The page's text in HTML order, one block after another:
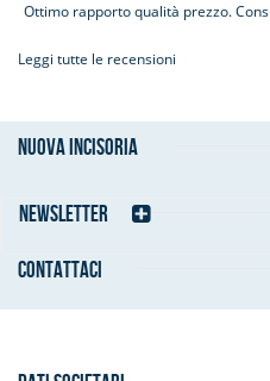
Ottimo rapporto qualità prezzo.
Leggi tutte le recensioni
NUOVA INCISORIA
NEWSLETTER
CONTATTACI